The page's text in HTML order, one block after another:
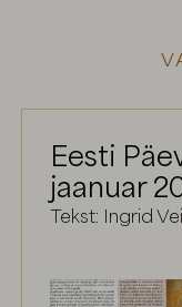
Eesti
jaanuar
Tekst: Ingrid